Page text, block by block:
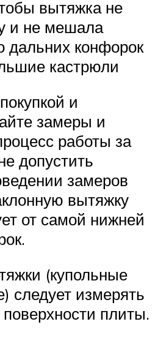
вытяжка не
и не мешала
дальних конфорок
кастрюли
и
замеры и
работы за
допустить
замеров
вытяжку
от самой нижней
(купольные
следует измерять
плиты.